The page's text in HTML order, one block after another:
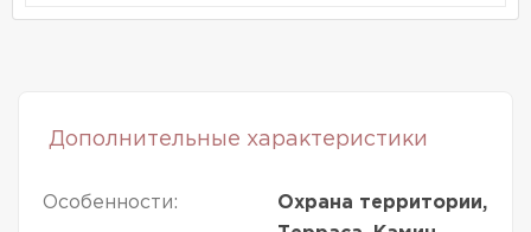
Дополнительные характеристики
Особенности:
Охрана территории,